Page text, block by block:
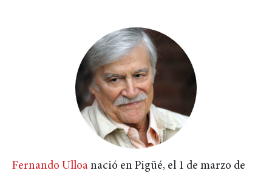
Fernando Ulloa nació en Pigüé, el 1 de marzo de